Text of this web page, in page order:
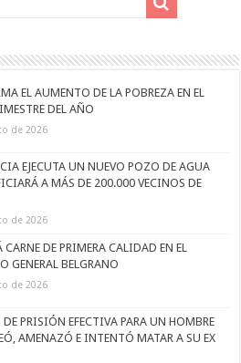
EL AUMENTO DE LA POBREZA EN EL
DEL AÑO
de 2026
EJECUTA UN NUEVO POZO DE AGUA
A MÁS DE 200.000 VECINOS DE
de 2026
CARNE DE PRIMERA CALIDAD EN EL
GENERAL BELGRANO
de 2026
PRISIÓN EFECTIVA PARA UN HOMBRE
AMENAZÓ E INTENTÓ MATAR A SU EX